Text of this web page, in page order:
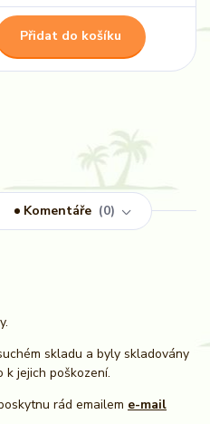
Přidat do košíku
Komentáře 0
skladu a byly skladovány
jejich poškození.
rád emailem e-mail